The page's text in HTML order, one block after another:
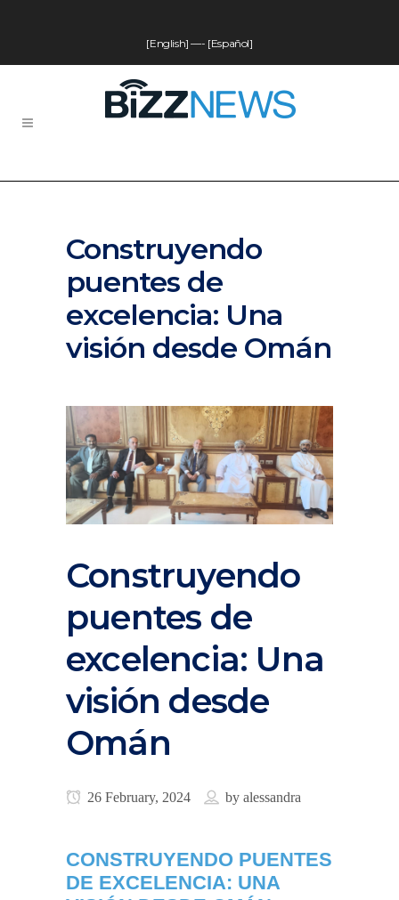
[English] —- [Español]
Construyendo
puentes de
excelencia: Una
visión desde Omán
Construyendo
puentes de
excelencia: Una
visión desde
Omán
26 February, 2024 by alessandra
CONSTRUYENDO PUENTES
DE EXCELENCIA: UNA